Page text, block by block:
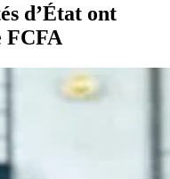
d’État ont
FCFA